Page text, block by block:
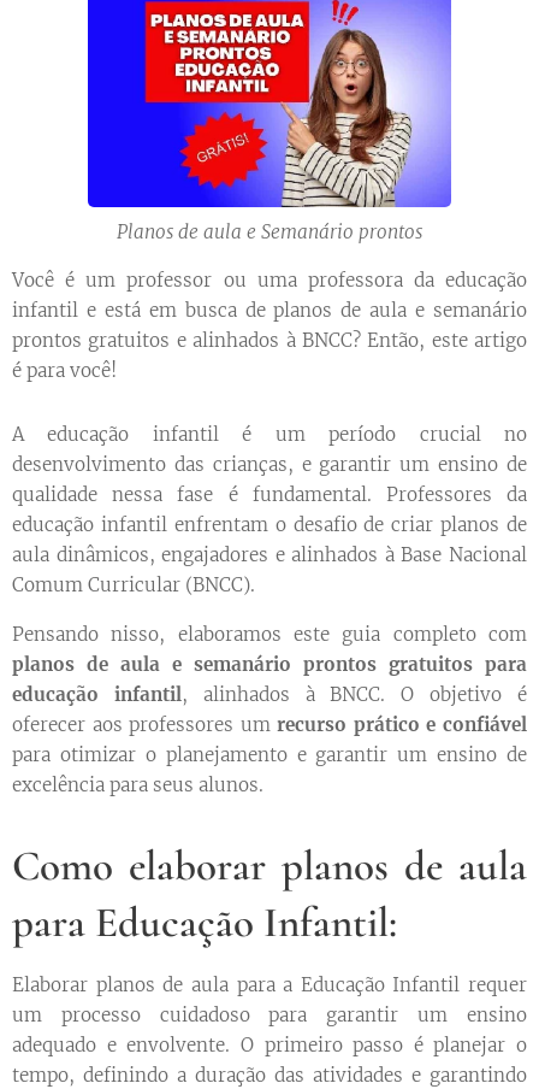
Planos de aula e Semanário prontos
Você é um professor ou uma professora da educação
infantil e está em busca de planos de aula e semanário
prontos gratuitos e alinhados à BNCC? Então, este artigo
é para você!
A educação infantil é um período crucial no
desenvolvimento das crianças, e garantir um ensino de
qualidade nessa fase é fundamental. Professores da
educação infantil enfrentam o desafio de criar planos de
aula dinâmicos, engajadores e alinhados à Base Nacional
Comum Curricular (BNCC).
Pensando nisso, elaboramos este guia completo com
planos de aula e semanário prontos gratuitos para
educação infantil, alinhados à BNCC. O objetivo é
oferecer aos professores umrecurso prático e confiável
para otimizar o planejamento e garantir um ensino de
excelência para seus alunos.
Como elaborar planos de aula
para Educação Infantil:
Elaborar planos de aula para a Educação Infantil requer
um processo cuidadoso para garantir um ensino
adequado e envolvente. O primeiro passo é planejar o
tempo, definindo a duração das atividades e garantindo